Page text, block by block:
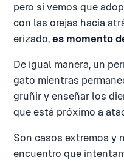
pero si vemos que
con las orejas hacia
erizado, es momento
De igual manera, un
gato mientras
gruñir y enseñar los
que está próximo a
Son casos extremos y
encuentro que